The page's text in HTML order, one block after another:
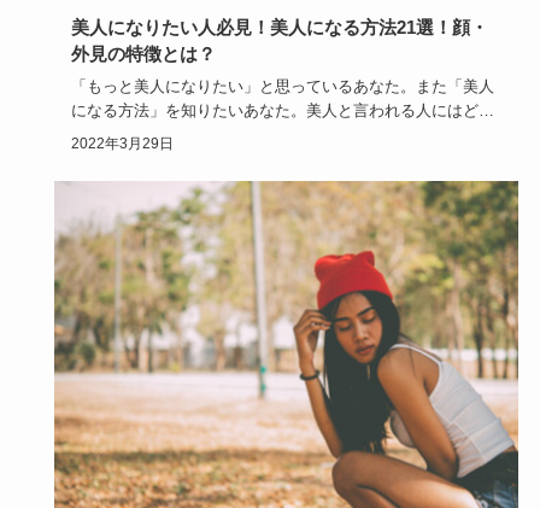
美人になりたい人必見！美人になる方法21選！顔・
外見の特徴とは？
「もっと美人になりたい」と思っているあなた。また「美人
になる方法」を知りたいあなた。美人と言われる人にはどん
な特徴があるで…
2022年3月29日